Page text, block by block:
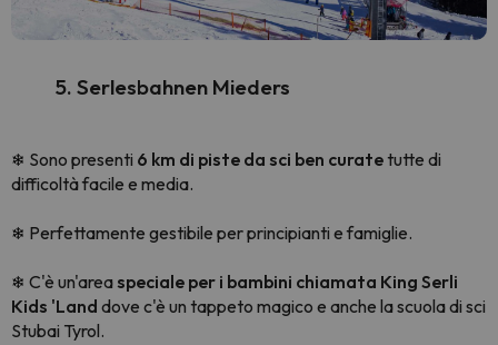
5. Serlesbahnen Mieders
❄ Sono presenti 6 km di piste da sci ben curate tutte di
difficoltà facile e media.
❄ Perfettamente gestibile per principianti e famiglie.
❄ C'è un'area speciale per i bambini chiamata King Serli
Kids 'Land dove c'è un tappeto magico e anche la scuola di sci
Stubai Tyrol.